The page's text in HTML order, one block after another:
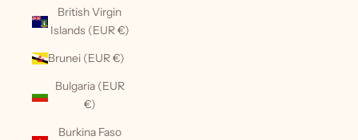
British Virgin
Islands (EUR €)
Brunei (EUR €)
Bulgaria (EUR
€)
Burkina Faso